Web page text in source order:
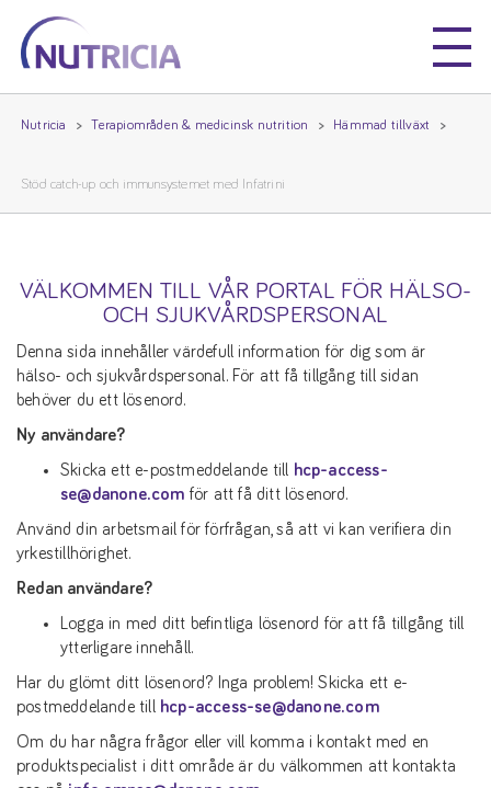
Nutricia
Nutricia
Nutricia Terapiområden & medicinsk nutrition Hämmad tillväxt
Stöd catch-up och immunsystemet med Infatrini
VÄLKOMMEN TILL VÅR PORTAL FÖR HÄLSO-
OCH SJUKVÅRDSPERSONAL
Denna sida innehåller värdefull information för dig som är
hälso- och sjukvårdspersonal. För att få tillgång till sidan
behöver du ett lösenord.
Ny användare?
Skicka ett e-postmeddelande till
hcp-access-
se@danone.com för att få ditt lösenord.
Använd din arbetsmail för förfrågan, så att vi kan verifiera din
yrkestillhörighet.
Redan användare?
Logga in med ditt befintliga lösenord för att få tillgång till
ytterligare innehåll.
Har du glömt ditt lösenord? Inga problem! Skicka ett e-
postmeddelande till
hcp-access-se@danone.com
Om du har några frågor eller vill komma i kontakt med en
produktspecialist i ditt område är du välkommen att kontakta